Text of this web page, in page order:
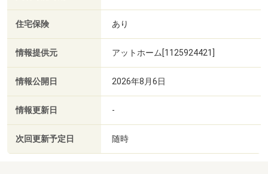
住宅保険 あり
情報提供元 アットホーム[1125924421]
情報公開日 2026年8月6日
情報更新日 -
次回更新予定日 随時